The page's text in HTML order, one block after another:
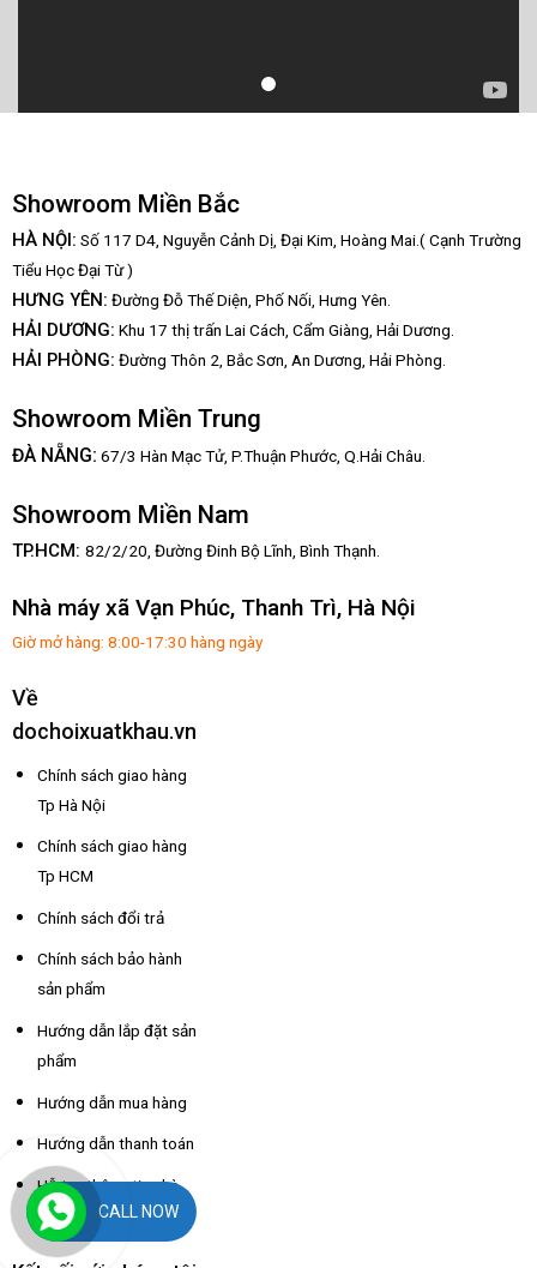
Showroom Miền Bắc
HÀ NỘI: Số 117 D4, Nguyễn Cảnh Dị, Đại Kim, Hoàng Mai.( Cạnh Trường
Tiểu Học Đại Từ )
HƯNG YÊN: Đường Đỗ Thế Diện, Phố Nối, Hưng Yên.
HẢI DƯƠNG: Khu 17 thị trấn Lai Cách, Cẩm Giàng, Hải Dương.
HẢI PHÒNG: Đường Thôn 2, Bắc Sơn, An Dương, Hải Phòng.
Showroom Miền Trung
ĐÀ NẴNG: 67/3 Hàn Mạc Tử, P.Thuận Phước, Q.Hải Châu.
Showroom Miền Nam
TP.HCM: 82/2/20, Đường Đinh Bộ Lĩnh, Bình Thạnh.
Nhà máy xã Vạn Phúc, Thanh Trì, Hà Nội
Giờ mở hàng: 8:00-17:30 hàng ngày
Về
dochoixuatkhau.vn
Chính sách giao hàng
Tp Hà Nội
Chính sách giao hàng
Tp HCM
Chính sách đổi trả
Chính sách bảo hành
sản phẩm
Hướng dẫn lắp đặt sản
phẩm
Hướng dẫn mua hàng
Hướng dẫn thanh toán
Hỗ trợ thông tin nhà
xe các tỉnhCALL NOW